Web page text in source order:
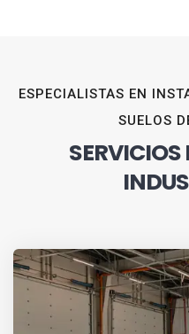
ESPECIALISTAS EN
SUELOS
SERVICIOS